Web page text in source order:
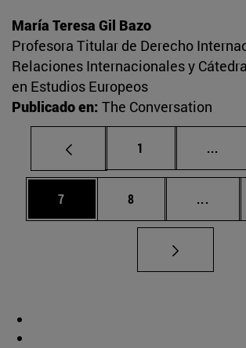
María Teresa Gil Bazo
Profesora Titular de Derecho
Relaciones Internacionales y
en Estudios Europeos
Publicado en: The Conversation
Página
1 ...
Página
7 Página
8 ...